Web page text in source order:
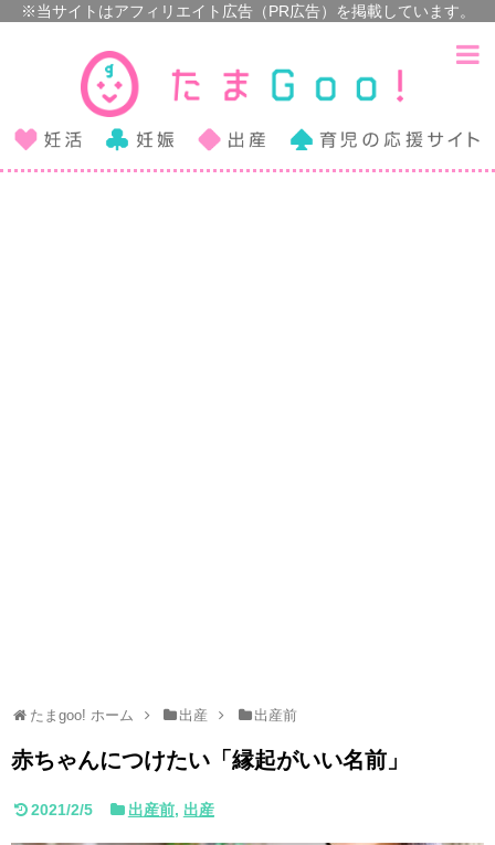
たまgoo! ホーム 出産 出産前
赤ちゃんにつけたい「縁起がいい名前」
2021/2/5 出産前, 出産